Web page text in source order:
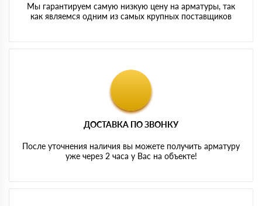
Мы гарантируем самую низкую цену на арматуры, так
как являемся одним из самых крупных поставщиков
ДОСТАВКА ПО ЗВОНКУ
После уточнения наличия вы можете получить арматуру
уже через 2 часа у Вас на объекте!